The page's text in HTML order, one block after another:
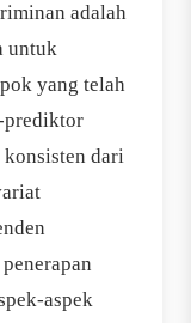
adalah
untuk
yang telah
prediktor
dari
aspek